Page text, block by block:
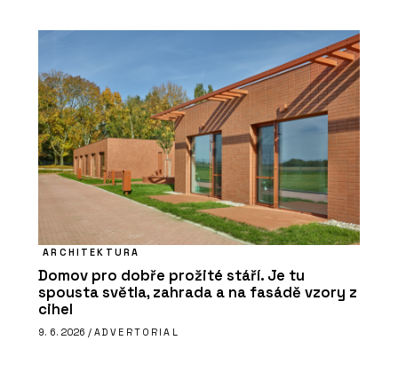
ARCHITEKTURA
Domov pro dobře prožité stáří. Je tu
spousta světla, zahrada a na fasádě vzory z
cihel
9. 6. 2026 / ADVERTORIAL